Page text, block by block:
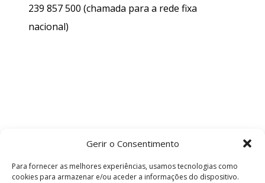
Gerir o Consentimento
Para fornecer as melhores experiências, usamos tecnologias como
cookies para armazenar e/ou aceder a informações do dispositivo.
239 857 500 (chamada para a rede fixa
nacional)